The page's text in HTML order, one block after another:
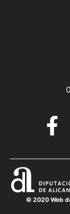
© 2020 Web